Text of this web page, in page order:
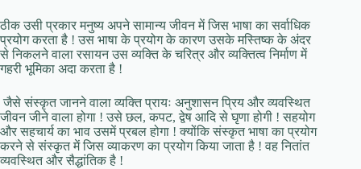
ठीक उसी प्रकार मनुष्य अपने सामान्य जीवन में जिस भाषा का सर्वाधिक
प्रयोग करता है ! उस भाषा के प्रयोग के कारण उसके मस्तिष्क के अंदर
से निकलने वाला रसायन उस व्यक्ति के चरित्र और व्यक्तित्व निर्माण में
गहरी भूमिका अदा करता है !
जैसे संस्कृत जानने वाला व्यक्ति प्रायः अनुशासन प्रिय और व्यवस्थित
जीवन जीने वाला होगा ! उसे छल, कपट, द्वेष आदि से घृणा होगी ! सहयोग
और सहचार्य का भाव उसमें प्रबल होगा ! क्योंकि संस्कृत भाषा का प्रयोग
करने से संस्कृत में जिस व्याकरण का प्रयोग किया जाता है ! वह नितांत
व्यवस्थित और सैद्धांतिक है !